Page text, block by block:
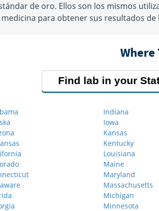
de oro. Ellos son los mismos
para obtener sus resultados
Where
Find lab in your
Indiana
Iowa
Kansas
Kentucky
Louisiana
Maine
Maryland
Massachusetts
Michigan
Minnesota